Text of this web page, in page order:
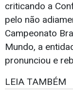
criticando a
pelo não
Campeonato
Mundo, a
pronunciou e
LEIA TAMBÉM